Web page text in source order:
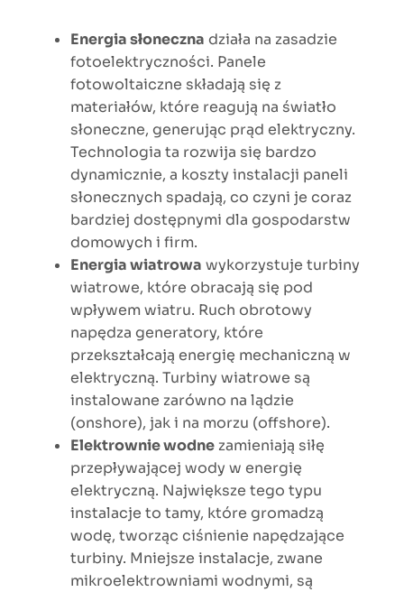
Energia słoneczna działa na zasadzie
fotoelektryczności. Panele
fotowoltaiczne składają się z
materiałów, które reagują na światło
słoneczne, generując prąd elektryczny.
Technologia ta rozwija się bardzo
dynamicznie, a koszty instalacji paneli
słonecznych spadają, co czyni je coraz
bardziej dostępnymi dla gospodarstw
domowych i firm.
Energia wiatrowa wykorzystuje turbiny
wiatrowe, które obracają się pod
wpływem wiatru. Ruch obrotowy
napędza generatory, które
przekształcają energię mechaniczną w
elektryczną. Turbiny wiatrowe są
instalowane zarówno na lądzie
(onshore), jak i na morzu (offshore).
Elektrownie wodne zamieniają siłę
przepływającej wody w energię
elektryczną. Największe tego typu
instalacje to tamy, które gromadzą
wodę, tworząc ciśnienie napędzające
turbiny. Mniejsze instalacje, zwane
mikroelektrowniami wodnymi, są